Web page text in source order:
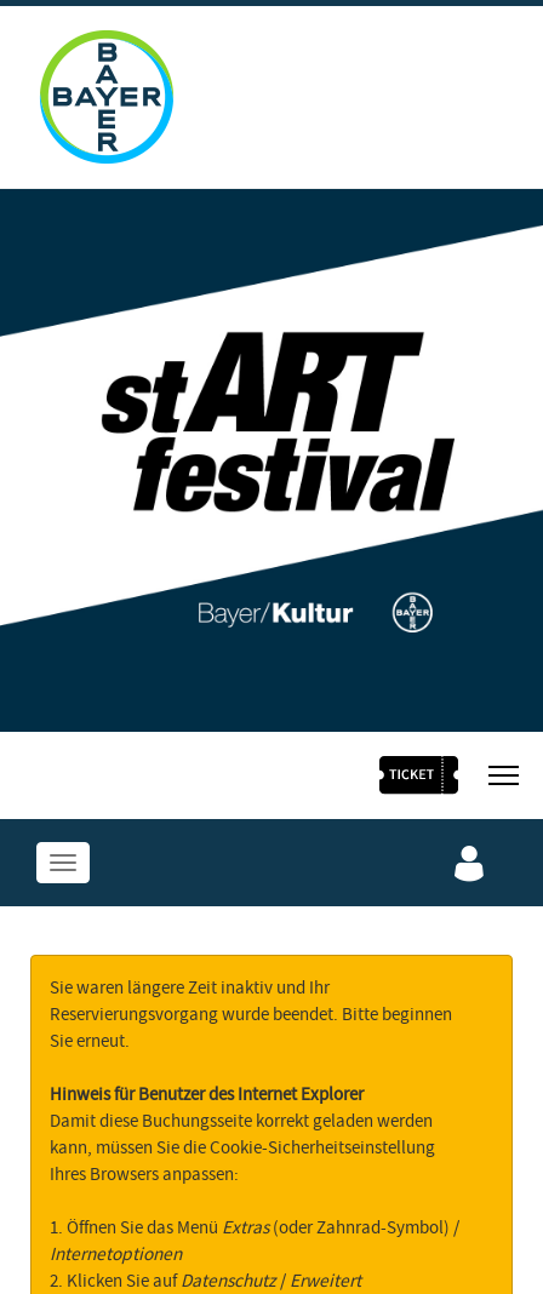
Sie waren längere Zeit inaktiv und Ihr
Reservierungsvorgang wurde beendet. Bitte beginnen
Sie erneut.
Hinweis für Benutzer des Internet Explorer
Damit diese Buchungsseite korrekt geladen werden
kann, müssen Sie die Cookie-Sicherheitseinstellung
Ihres Browsers anpassen:
1. Öffnen Sie das Menü Extras(oder Zahnrad-Symbol) /
Internetoptionen
2. Klicken Sie aufDatenschutz/ Erweitert